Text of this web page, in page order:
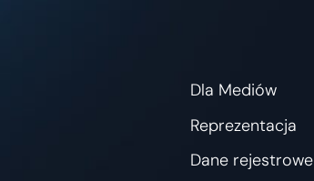
Dla Mediów
Reprezentacja
Dane rejestrowe